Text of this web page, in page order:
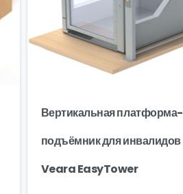
Вертикальная платформа-
подъёмник для инвалидов
Veara EasyTower